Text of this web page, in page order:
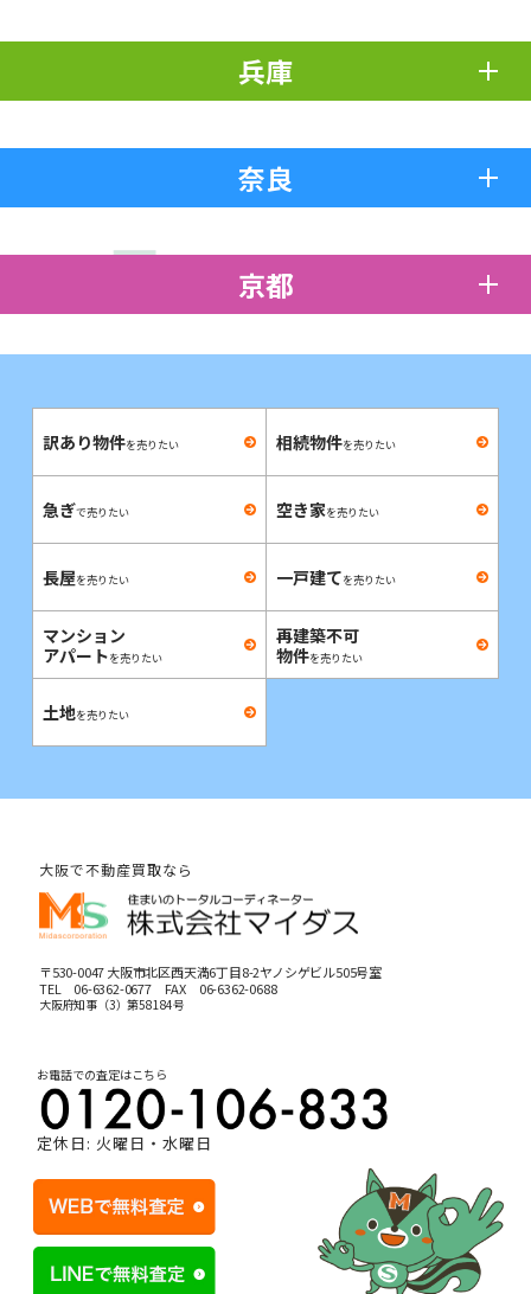
兵庫
奈良
京都
訳あり物件を売りたい 相続物件を売りたい
急ぎで売りたい 空き家を売りたい
長屋を売りたい 一戸建てを売りたい
マンション
アパートを売りたい
再建築不可
物件を売りたい
土地を売りたい
大阪で不動産買取なら
〒530-0047 大阪市北区西天満6丁目8-2ヤノシゲビル505号室
TEL 06-6362-0677FAX 06-6362-0688
大阪府知事（3）第58184号
お電話での査定はこちら
定休日: 火曜日・水曜日